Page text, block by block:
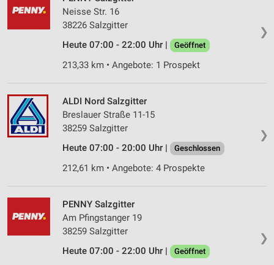
❯
Neisse Str. 16
38226 Salzgitter
Heute 07:00 - 22:00 Uhr |
Geöffnet
213,33 km • Angebote: 1 Prospekt
❯
ALDI Nord Salzgitter
Breslauer Straße 11-15
38259 Salzgitter
Heute 07:00 - 20:00 Uhr |
Geschlossen
212,61 km • Angebote: 4 Prospekte
❯
PENNY Salzgitter
Am Pfingstanger 19
38259 Salzgitter
Heute 07:00 - 22:00 Uhr |
Geöffnet